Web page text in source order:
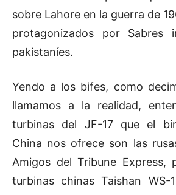
sobre Lahore en la guerra de
protagonizados por Sabres
pakistaníes.
Yendo a los bifes, como
llamamos a la realidad,
turbinas del JF-17 que el
China nos ofrece son las
Amigos del Tribune Express,
turbinas chinas Taishan WS-